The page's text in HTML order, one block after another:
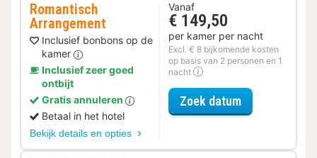
Romantisch
Arrangement
Inclusief bonbons op de
kamer
Inclusief zeer goed
ontbijt
Gratis annuleren
Betaal in het hotel
Bekijk details en opties
Vanaf
€ 149,50
per kamer per nacht
Excl. € 8 bijkomende kosten
op basis van 2 personen en 1
nacht
Zoek datumvoor